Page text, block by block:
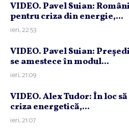
VIDEO. Pavel Suian:
pentru criza din energie,...
ieri, 22:53
VIDEO. Pavel Suian:
se amestece în modul...
ieri, 21:09
VIDEO. Alex Tudor: În loc
criza energetică,...
ieri, 21:07